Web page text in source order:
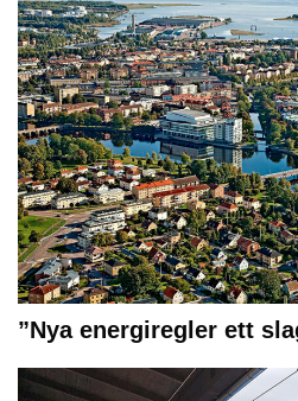
”Nya energiregler ett